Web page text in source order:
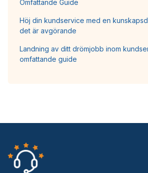
Omfattande Guide
Höj din kundservice med en
det är avgörande
Landning av ditt drömjobb inom
omfattande guide